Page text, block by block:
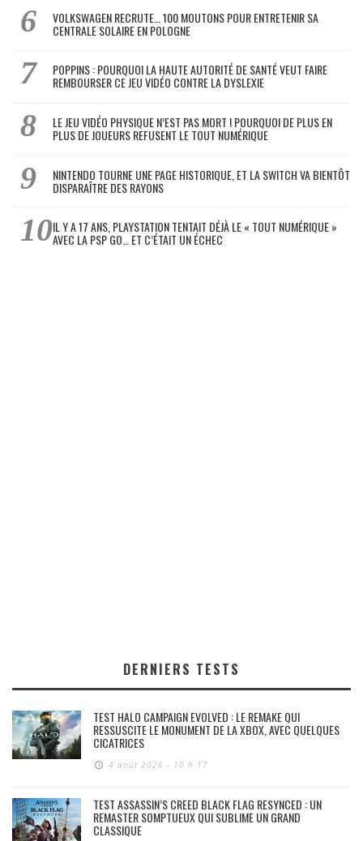
VOLKSWAGEN RECRUTE… 100 MOUTONS POUR ENTRETENIR SA
CENTRALE SOLAIRE EN POLOGNE
POPPINS : POURQUOI LA HAUTE AUTORITÉ DE SANTÉ VEUT FAIRE
REMBOURSER CE JEU VIDÉO CONTRE LA DYSLEXIE
LE JEU VIDÉO PHYSIQUE N’EST PAS MORT ! POURQUOI DE PLUS EN
PLUS DE JOUEURS REFUSENT LE TOUT NUMÉRIQUE
NINTENDO TOURNE UNE PAGE HISTORIQUE, ET LA SWITCH VA BIENTÔT
DISPARAÎTRE DES RAYONS
IL Y A 17 ANS, PLAYSTATION TENTAIT DÉJÀ LE « TOUT NUMÉRIQUE »
AVEC LA PSP GO… ET C’ÉTAIT UN ÉCHEC
DERNIERS TESTS
TEST HALO CAMPAIGN EVOLVED : LE REMAKE QUI
RESSUSCITE LE MONUMENT DE LA XBOX, AVEC QUELQUES
CICATRICES
4 août 2026 - 10 h 17
TEST ASSASSIN’S CREED BLACK FLAG RESYNCED : UN
REMASTER SOMPTUEUX QUI SUBLIME UN GRAND
CLASSIQUE